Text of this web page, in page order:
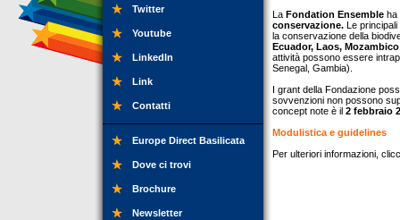
Twitter
Youtube
LinkedIn
Link
Contatti
Europe Direct Basilicata
Dove ci trovi
Brochure
Newsletter
La Fondation Ensemble ha
conservazione. Le principali
la conservazione della
Ecuador, Laos, Mozambico
attività possono essere
Senegal, Gambia).
I grant della Fondazione
sovvenzioni non possono
concept note è il 2 febbraio
Modulistica e guidelines
Per ulteriori informazioni,